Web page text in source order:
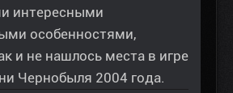
интересными
особенностями,
и не нашлось места в игре
Чернобыля 2004 года.